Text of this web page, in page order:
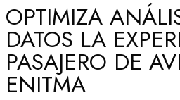
Aerolíneas
Aeronáutica
OPTIMIZA
DATOS LA
PASAJERO DE
ENITMA